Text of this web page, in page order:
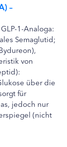
–
1-Analoga:
Semaglutid;
von
über die
für
jedoch nur
(nicht